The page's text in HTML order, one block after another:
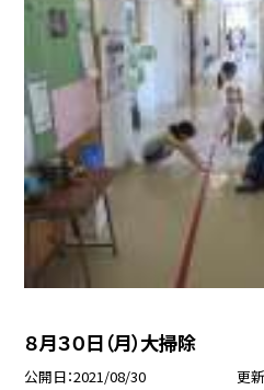
８月３０日（月）大掃除
公開日 2021/08/30 更